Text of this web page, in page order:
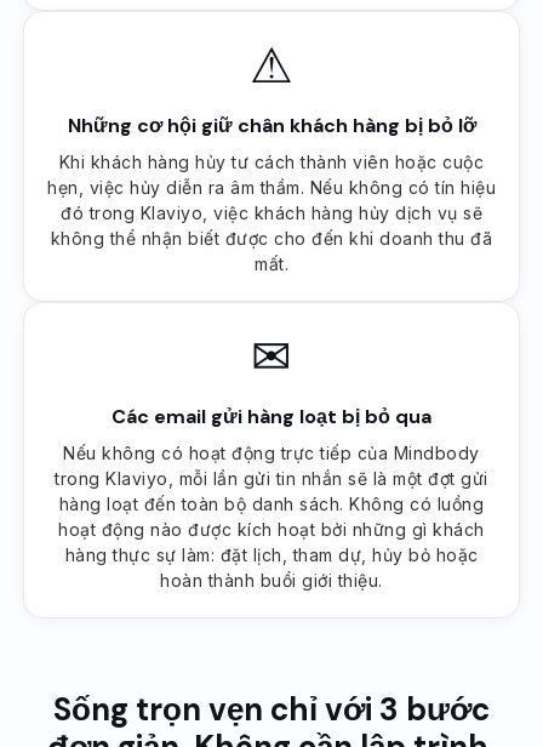
⚠
Những cơ hội giữ chân khách hàng bị bỏ lỡ
Khi khách hàng hủy tư cách thành viên hoặc cuộc
hẹn, việc hủy diễn ra âm thầm. Nếu không có tín hiệu
đó trong Klaviyo, việc khách hàng hủy dịch vụ sẽ
không thể nhận biết được cho đến khi doanh thu đã
mất.
✉
Các email gửi hàng loạt bị bỏ qua
Nếu không có hoạt động trực tiếp của Mindbody
trong Klaviyo, mỗi lần gửi tin nhắn sẽ là một đợt gửi
hàng loạt đến toàn bộ danh sách. Không có luồng
hoạt động nào được kích hoạt bởi những gì khách
hàng thực sự làm: đặt lịch, tham dự, hủy bỏ hoặc
hoàn thành buổi giới thiệu.
Sống trọn vẹn chỉ với 3 bước